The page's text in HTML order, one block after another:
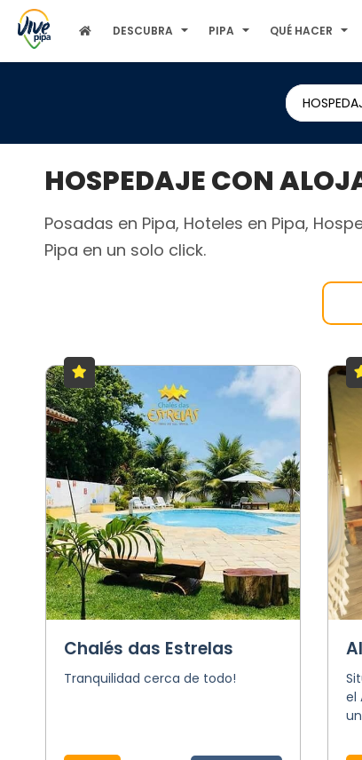
DESCUBRA PIPA QUÉ HACER
HOSPEDAJE CON
Posadas en Pipa, Hoteles en Pipa,
Pipa en un solo click.
Chalés das Estrelas
Tranquilidad cerca de todo!
el